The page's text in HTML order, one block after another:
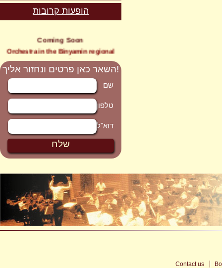
הופעות קרובות
Coming Soon
Orchestra in the Binyamin regional
council
השאר כאן פרטים ונחזור אליך!
שם
טלפון
דוא"ל
שלח
Contact us